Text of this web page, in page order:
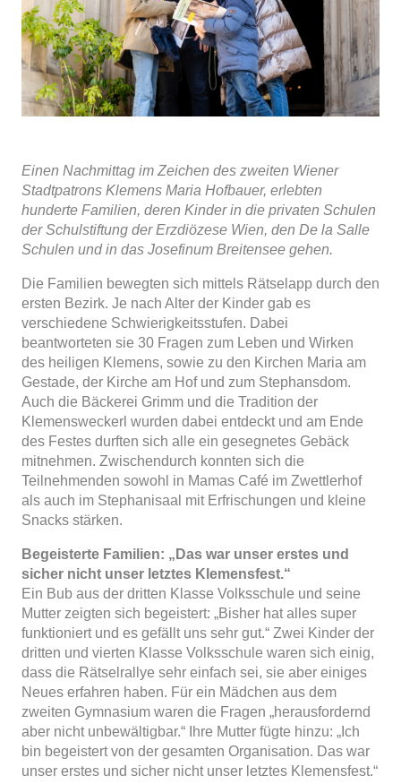
Einen Nachmittag im Zeichen des zweiten Wiener
Stadtpatrons Klemens Maria Hofbauer, erlebten
hunderte Familien, deren Kinder in die privaten Schulen
der Schulstiftung der Erzdiözese Wien, den De la Salle
Schulen und in das Josefinum Breitensee gehen.
Die Familien bewegten sich mittels Rätselapp durch den
ersten Bezirk. Je nach Alter der Kinder gab es
verschiedene Schwierigkeitsstufen. Dabei
beantworteten sie 30 Fragen zum Leben und Wirken
des heiligen Klemens, sowie zu den Kirchen Maria am
Gestade, der Kirche am Hof und zum Stephansdom.
Auch die Bäckerei Grimm und die Tradition der
Klemensweckerl wurden dabei entdeckt und am Ende
des Festes durften sich alle ein gesegnetes Gebäck
mitnehmen. Zwischendurch konnten sich die
Teilnehmenden sowohl in Mamas Café im Zwettlerhof
als auch im Stephanisaal mit Erfrischungen und kleine
Snacks stärken.
Begeisterte Familien: „Das war unser erstes und
sicher nicht unser letztes Klemensfest.“
Ein Bub aus der dritten Klasse Volksschule und seine
Mutter zeigten sich begeistert: „Bisher hat alles super
funktioniert und es gefällt uns sehr gut.“ Zwei Kinder der
dritten und vierten Klasse Volksschule waren sich einig,
dass die Rätselrallye sehr einfach sei, sie aber einiges
Neues erfahren haben. Für ein Mädchen aus dem
zweiten Gymnasium waren die Fragen „herausfordernd
aber nicht unbewältigbar.“ Ihre Mutter fügte hinzu: „Ich
bin begeistert von der gesamten Organisation. Das war
unser erstes und sicher nicht unser letztes Klemensfest.“